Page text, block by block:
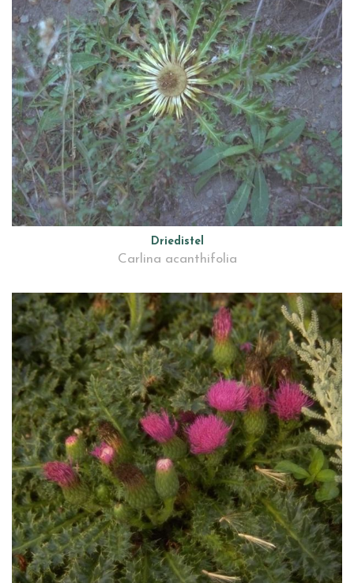
Driedistel
Carlina acanthifolia